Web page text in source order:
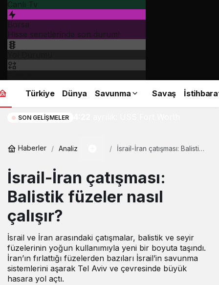
Canlı Tv
Borsa
Hisse senetlerinde son durum!
Türkiye
Dünya Savunma Savaş
SON GELIŞMELER
ABD Donanması’nda şok
Haberler Analiz
İsrail-İran çatışması: Balistik
İsrail-İran çatışması:
Balistik füzeler nasıl
çalışır?
İsrail ve İran arasındaki çatışmalar, balistik ve seyir
füzelerinin yoğun kullanımıyla yeni bir boyuta taşındı.
İran’ın fırlattığı füzelerden bazıları İsrail’in savunma
sistemlerini aşarak Tel Aviv ve çevresinde büyük
hasara yol açtı.